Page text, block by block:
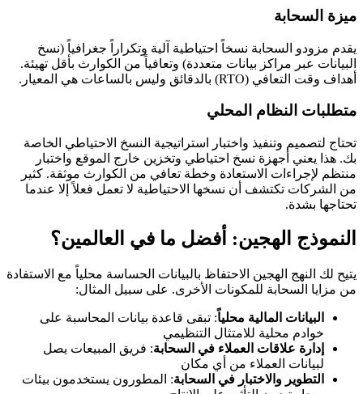
ميزة السحابة
يقدم مزودو السحابة نسخاً احتياطية آلية وتكراراً جغرافياً (نسخ
البيانات عبر مراكز بيانات متعددة) وتعافياً من الكوارث بأقل تهيئة.
أهداف وقت التعافي (RTO) بالدقائق وليس بالساعات هي المعيار.
متطلبات النظام المحلي
تحتاج لتصميم وتنفيذ واختبار استراتيجية النسخ الاحتياطي الخاصة
بك. هذا يعني أجهزة نسخ احتياطي وتخزين خارج الموقع واختبار
منتظم لإجراءات الاستعادة وخطة تعافي من الكوارث موثقة. كثير
من الشركات تكتشف أن نسخها الاحتياطية لا تعمل فعلاً إلا عندما
تحتاجها بشدة.
النموذج الهجين: أفضل ما في العالمين؟
يتيح لك النهج الهجين الاحتفاظ بالبيانات الحساسة محلياً مع الاستفادة
من مزايا السحابة للمكونات الأخرى. على سبيل المثال:
البيانات المالية محلياً: تبقى قاعدة بيانات المحاسبة على
خوادم محلية للامتثال التنظيمي
إدارة علاقات العملاء في السحابة: فريق المبيعات يصل
لبيانات العملاء من أي مكان
التطوير والاختبار في السحابة: المطورون يستخدمون بيئات